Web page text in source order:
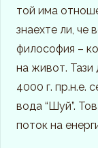
той има
знаехте ли, че
философия –
на живот. Тази
4000 г. пр.н.е.
вода “Шуй”.
поток на